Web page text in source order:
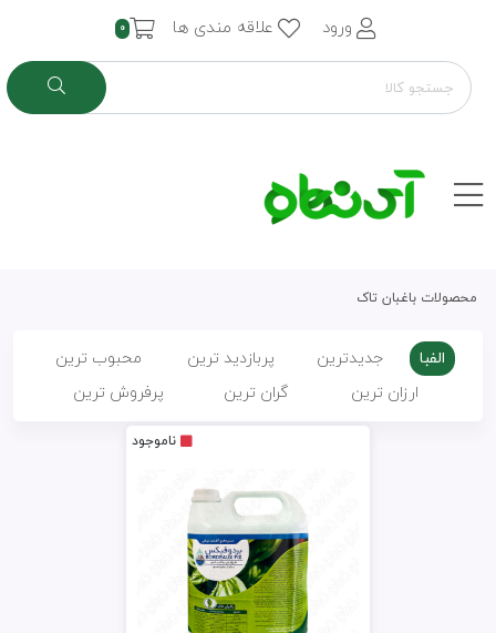
ورود علاقه مندی ها 0
محصولات باغبان تاک
الفبا جدیدترین پربازدید ترین
محبوب ترین
ارزان ترین
گران ترین پرفروش ترین
ناموجود